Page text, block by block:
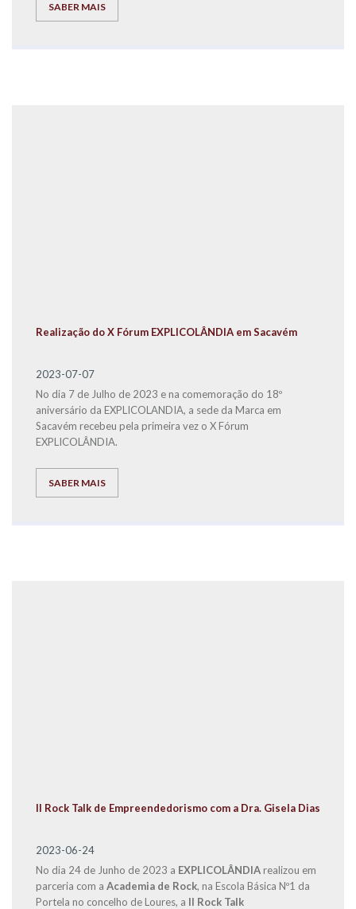
SABER MAIS
Realização do X Fórum EXPLICOLÂNDIA em Sacavém
2023-07-07
No dia 7 de Julho de 2023 e na comemoração do 18º
aniversário da EXPLICOLANDIA, a sede da Marca em
Sacavém recebeu pela primeira vez o X Fórum
EXPLICOLÂNDIA.
SABER MAIS
II Rock Talk de Empreendedorismo com a Dra. Gisela Dias
2023-06-24
No dia 24 de Junho de 2023 a EXPLICOLÂNDIArealizou em
parceria com a Academia de Rock, na Escola Básica Nº1 da
Portela no concelho de Loures, a II Rock Talk